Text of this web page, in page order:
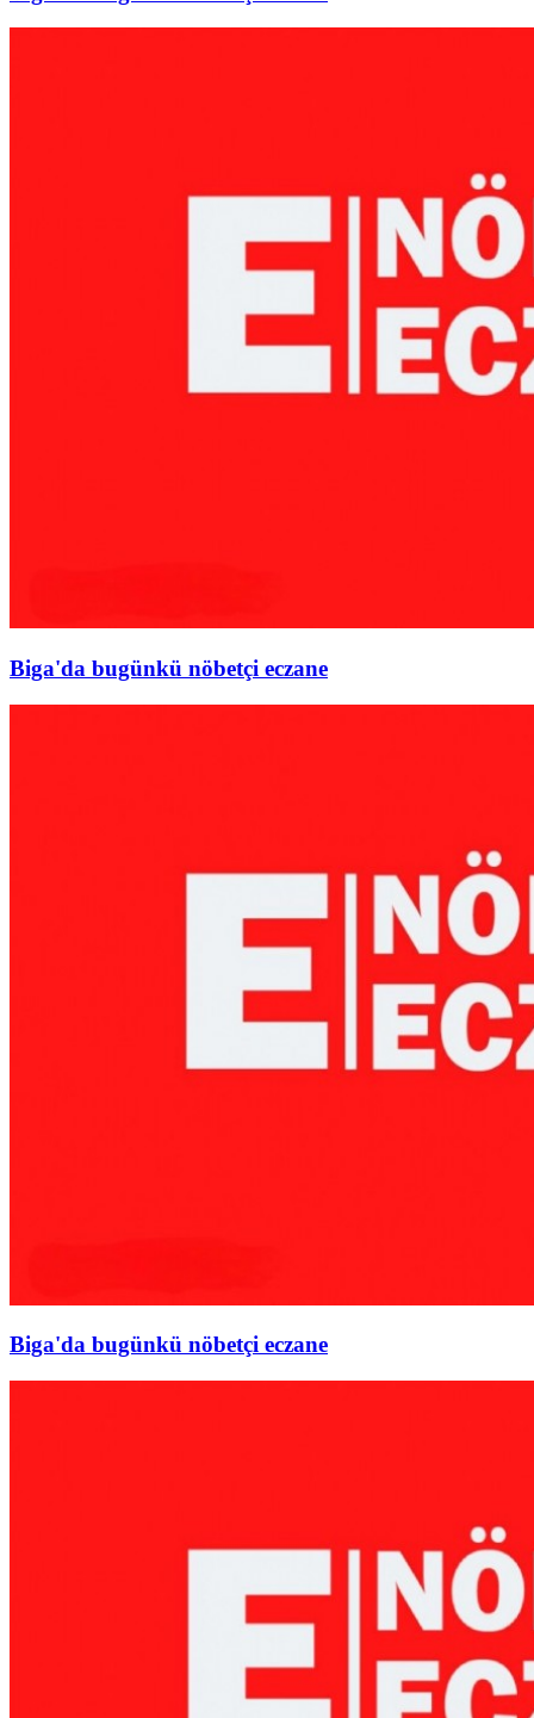
Biga'da bugünkü nöbetçi eczane
Biga'da bugünkü nöbetçi eczane